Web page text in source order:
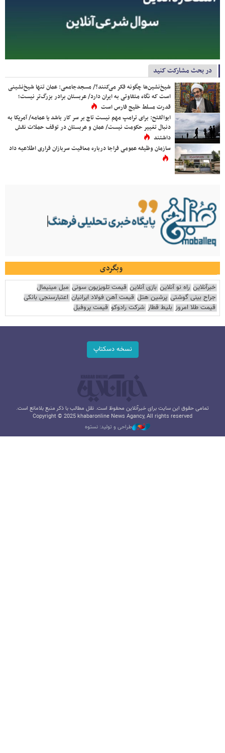
در بحث مشارکت کنید
شیخ‌نشین‌ها چگونه فکر می‌کنند؟/ مسجدجامعی: عمان تنها شیخ‌نشینی
است که نگاه متفاوتی به ایران دارد/ عربستان برادر بزرگ‌تر نیست؛
قدرت مسلط خلیج فارس است
ابوالفتح: برای ترامپ مهم نیست تاج بر سر کار باشد یا عمامه/ آمریکا به
دنبال تغییر حکومت نیست/ عمان و عربستان در توقف حملات نقش
داشتند
سازمان وظیفه عمومی فراجا درباره معافیت سربازان فراری اطلاعیه داد
وبگردی
خبرآنلاین راه نو آنلاین بازی آنلاین قیمت تلویزیون سونی مبل مینیمال
جراح بینی گوشتی پرشین هتل قیمت آهن فولاد ایرانیان اعتبارسنجی بانکی
قیمت طلا امروز بلیط قطار شرکت رادوکو قیمت پروفیل
نسخه دسکتاپ
تمامی حقوق این سایت برای خبرآنلاین محفوظ است. نقل مطالب با ذکر منبع بلامانع است.
Copyright © 2025 khabaronline News Agancy, All rights reserved
طراحی و تولید: نستوه